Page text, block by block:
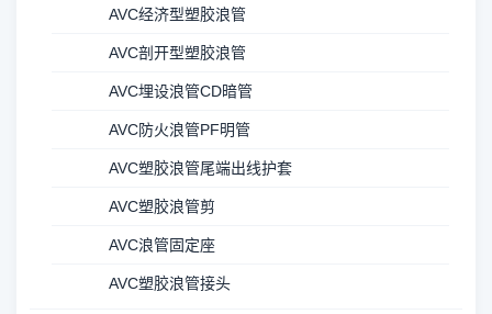
AVC经济型塑胶浪管
AVC剖开型塑胶浪管
AVC埋设浪管CD暗管
AVC防火浪管PF明管
AVC塑胶浪管尾端出线护套
AVC塑胶浪管剪
AVC浪管固定座
AVC塑胶浪管接头